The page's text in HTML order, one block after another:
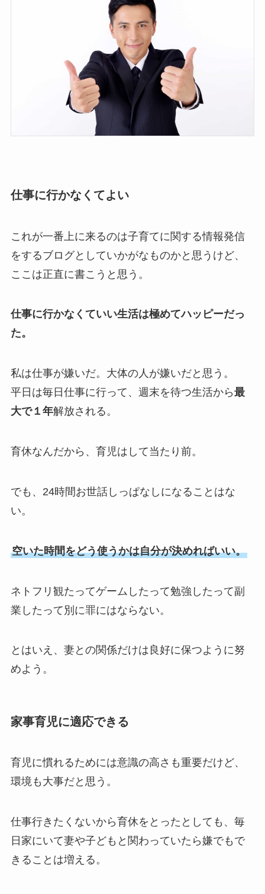
仕事に行かなくてよい
これが一番上に来るのは子育てに関する情報発信
をするブログとしていかがなものかと思うけど、
ここは正直に書こうと思う。
仕事に行かなくていい生活は極めてハッピーだっ
た。
私は仕事が嫌いだ。大体の人が嫌いだと思う。
平日は毎日仕事に行って、週末を待つ生活から最
大で１年解放される。
育休なんだから、育児はして当たり前。
でも、24時間お世話しっぱなしになることはな
い。
空いた時間をどう使うかは自分が決めればいい。
ネトフリ観たってゲームしたって勉強したって副
業したって別に罪にはならない。
とはいえ、妻との関係だけは良好に保つように努
めよう。
家事育児に適応できる
育児に慣れるためには意識の高さも重要だけど、
環境も大事だと思う。
仕事行きたくないから育休をとったとしても、毎
日家にいて妻や子どもと関わっていたら嫌でもで
きることは増える。